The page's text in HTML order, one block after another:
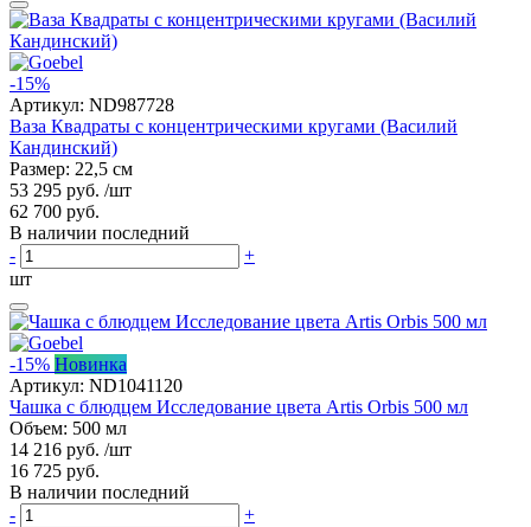
-15%
Артикул: ND987728
Ваза Квадраты с концентрическими кругами (Василий
Кандинский)
Размер: 22,5 см
53 295 руб. /шт
62 700 руб.
В наличии последний
-
+
шт
-15% Новинка
Артикул: ND1041120
Чашка с блюдцем Исследование цвета Artis Orbis 500 мл
Объем: 500 мл
14 216 руб. /шт
16 725 руб.
В наличии последний
-
+